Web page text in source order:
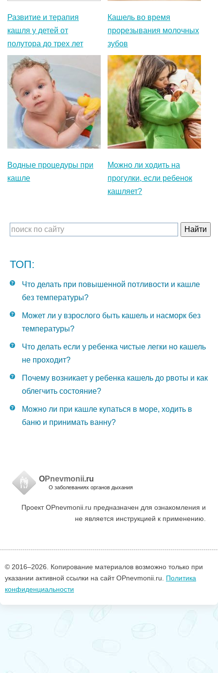
Развитие и терапия
кашля у детей от
полутора до трех лет
Кашель во время
прорезывания молочных
зубов
Водные процедуры при
кашле
Можно ли ходить на
прогулки, если ребенок
кашляет?
ТОП:
Что делать при повышенной потливости и кашле
без температуры?
Может ли у взрослого быть кашель и насморк без
температуры?
Что делать если у ребенка чистые легки но кашель
не проходит?
Почему возникает у ребенка кашель до рвоты и как
облегчить состояние?
Можно ли при кашле купаться в море, ходить в
баню и принимать ванну?
OPnevmonii.ru
О заболеваниях органов дыхания
Проект OPnevmonii.ru предназначен для ознакомления и
не является инструкцией к применению.
© 2016–2026. Копирование материалов возможно только при
указании активной ссылки на сайт OPnevmonii.ru. Политика
конфиденциальности